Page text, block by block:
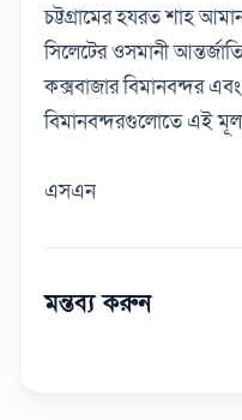
চট্টগ্রামের হযরত শাহ
সিলেটের ওসমানী
কক্সবাজার বিমানবন্দর
বিমানবন্দরগুলোতে এই
এসএন
মন্তব্য করুন